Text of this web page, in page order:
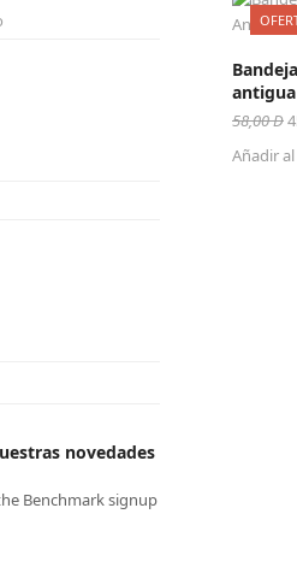
antigua
58,00DEl
Añadir
novedades
Benchmark signup